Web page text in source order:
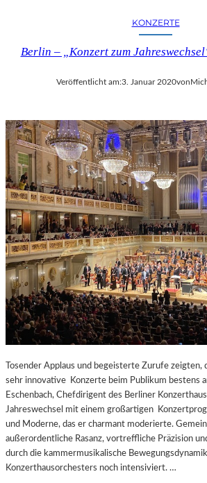
KONZERTE
Berlin – „Konzert zum
Veröffentlicht am:3. Januar 2020von
Tosender Applaus und begeisterte Zurufe zeigten,
sehr innovative Konzerte beim Publikum bestens
Eschenbach, Chefdirigent des Berliner
Jahreswechsel mit einem großartigen
und Moderne, das er charmant moderierte.
außerordentliche Rasanz, vortreffliche Präzision
durch die kammermusikalische
Konzerthausorchesters noch intensiviert. …